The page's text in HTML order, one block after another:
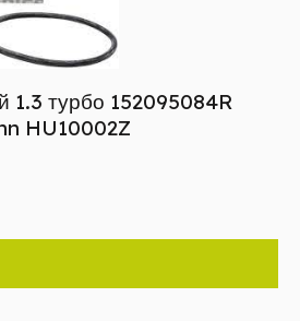
1.3 турбо 152095084R
HU10002Z